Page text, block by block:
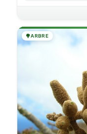
🌳ARBRE